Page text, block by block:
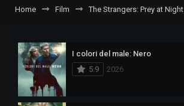
Home Film The Strangers: Prey at Night
I colori del male: Nero
5.9
2026